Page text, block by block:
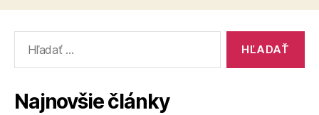
Najnovšie články